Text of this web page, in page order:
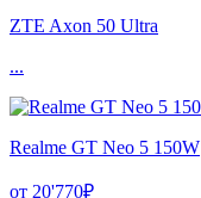
ZTE Axon 50 Ultra
...
Realme GT Neo 5 150W
от 20'770₽